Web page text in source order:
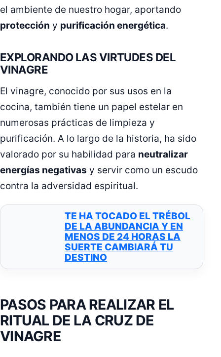
el ambiente de nuestro hogar, aportando
protección y purificación energética.
EXPLORANDO LAS VIRTUDES DEL
VINAGRE
El vinagre, conocido por sus usos en la
cocina, también tiene un papel estelar en
numerosas prácticas de limpieza y
purificación. A lo largo de la historia, ha sido
valorado por su habilidad para neutralizar
energías negativas y servir como un escudo
contra la adversidad espiritual.
TE HA TOCADO EL TRÉBOL
DE LA ABUNDANCIA Y EN
MENOS DE 24 HORAS LA
SUERTE CAMBIARÁ TU
DESTINO
PASOS PARA REALIZAR EL
RITUAL DE LA CRUZ DE
VINAGRE